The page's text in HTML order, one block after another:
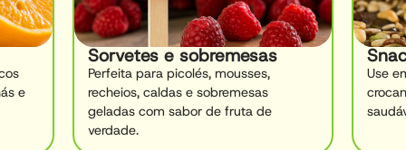
e
Sorvetes e sobremesas
Perfeita para picolés, mousses,
recheios, caldas e sobremesas
geladas com sabor de fruta de
verdade.
Use